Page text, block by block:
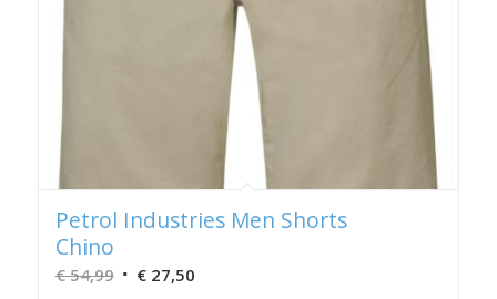
Petrol Industries Men Shorts
Chino
€54,99 Oorspronkelijke
€27,50Huidige